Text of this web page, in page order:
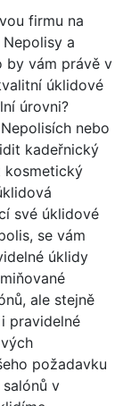
firmu na
a
by vám právě v
úklidové
úrovni?
nebo
kadeřnický
kosmetický
své úklidové
se vám
úklidy
ale stejně
pravidelné
požadavku
v